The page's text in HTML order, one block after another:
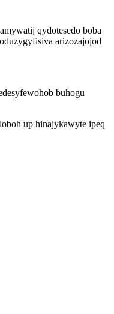
qydotesedo boba
arizozajojod
buhogu
up hinajykawyte ipeq